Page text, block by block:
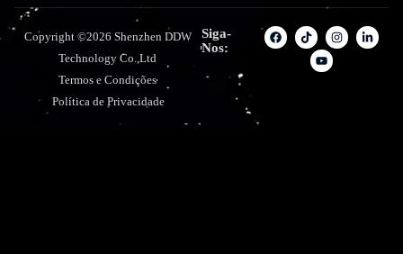
Copyright ©2026 Shenzhen DDW
Technology Co.,Ltd
Termos e Condições
Política de Privacidade
Siga-
Nos: